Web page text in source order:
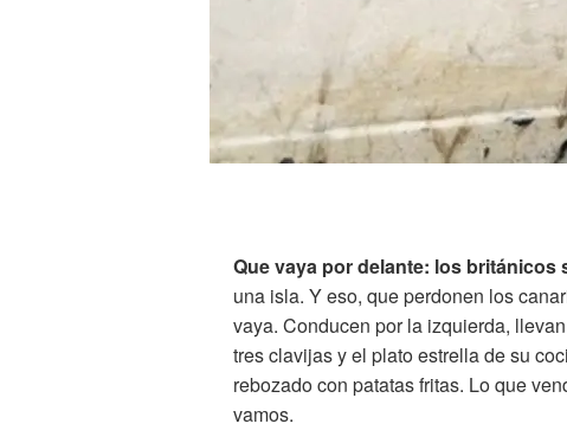
Que vaya por delante: los británicos
una isla. Y eso, que perdonen los
vaya. Conducen por la izquierda,
tres clavijas y el plato estrella de su
rebozado con patatas fritas. Lo que
vamos.